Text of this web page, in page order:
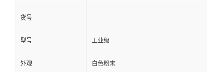
货号
型号 工业级
外观 白色粉末